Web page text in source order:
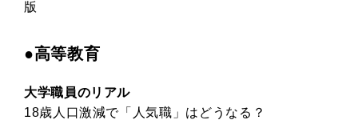
版
●高等教育
大学職員のリアル
18歳人口激減で「人気職」はどうなる？